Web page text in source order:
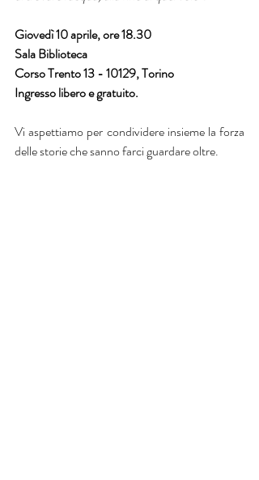
Giovedì 10 aprile, ore 18.30
Sala Biblioteca
Corso Trento 13 - 10129, Torino
Ingresso libero e gratuito.
Vi aspettiamo per condividere insieme la forza
delle storie che sanno farci guardare oltre.